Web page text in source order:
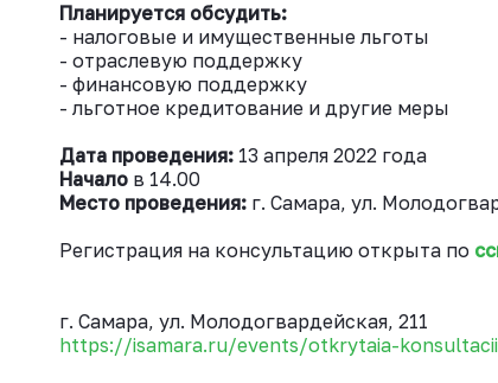
Планируется обсудить:
- налоговые и имущественные льготы
- отраслевую поддержку
- финансовую поддержку
- льготное кредитование и другие меры
Дата проведения: 13 апреля 2022 года
Начало в 14.00
Место проведения: г. Самара, ул.
Регистрация на консультацию открыта по
г. Самара, ул. Молодогвардейская, 211
https://isamara.ru/events/otkrytaia-